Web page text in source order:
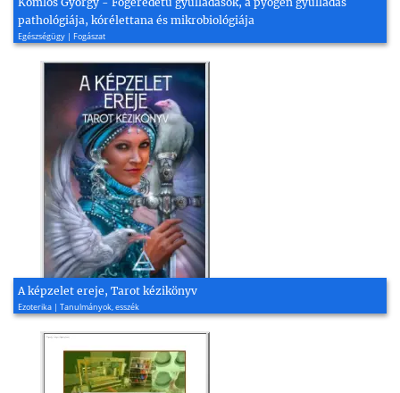
pathológiája, kórélettana és mikrobiológiája
Egészségügy | Fogászat
A képzelet ereje, Tarot kézikönyv
Ezoterika | Tanulmányok, esszék